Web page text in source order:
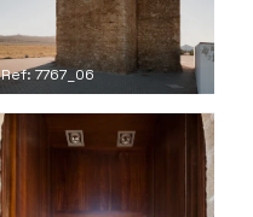
Ref: 7767_06